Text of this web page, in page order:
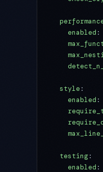
    enabled
:
  style
:
    enabled
:
  testing
:
    enabled
: